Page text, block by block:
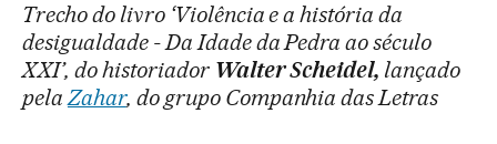
Trecho do livro ‘Violência e a história da
desigualdade - Da Idade da Pedra ao século
XXI’, do historiador Walter Scheidel, lançado
pelaZahar, do grupo Companhia das Letras